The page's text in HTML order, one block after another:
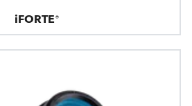
iFORTE®